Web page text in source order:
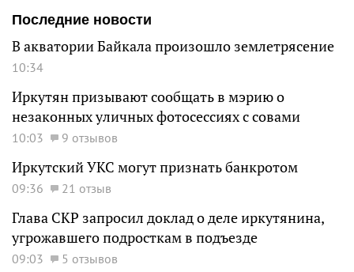
Последние новости
В акватории Байкала произошло землетрясение
10:34
Иркутян призывают сообщать в мэрию о
незаконных уличных фотосессиях с совами
10:03 9 отзывов
Иркутский УКС могут признать банкротом
09:36 21 отзыв
Глава СКР запросил доклад о деле иркутянина,
угрожавшего подросткам в подъезде
09:03
5 отзывов